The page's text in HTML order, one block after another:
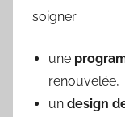
soigner :
une
renouvelée,
un design